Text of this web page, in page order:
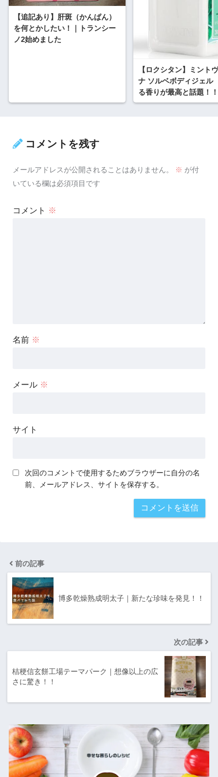
【追記あり】肝斑（かんぱん）
を何とかしたい！｜トランシー
ノ2始めました
【ロクシタン】ミント
ナ ソルベボディジェ
る香りが最高と話題！！
コメントを残す
メールアドレスが公開されることはありません。 ※ が付
いている欄は必須項目です
コメント ※
名前 ※
メール ※
サイト
次回のコメントで使用するためブラウザーに自分の名
前、メールアドレス、サイトを保存する。
前の記事
博多乾燥熟成明太子｜新たな珍味を発見！！
次の記事
桔梗信玄餅工場テーマパーク｜想像以上の広
さに驚き！！